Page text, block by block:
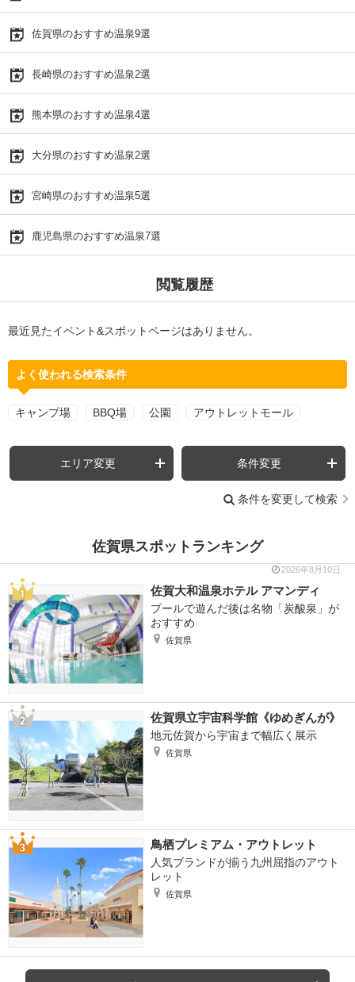
佐賀県のおすすめ温泉9選
長崎県のおすすめ温泉2選
熊本県のおすすめ温泉4選
大分県のおすすめ温泉2選
宮崎県のおすすめ温泉5選
鹿児島県のおすすめ温泉7選
閲覧履歴
最近見たイベント&スポットページはありません。
よく使われる検索条件
キャンプ場 BBQ場 公園 アウトレットモール
エリア変更 条件変更
条件を変更して検索
佐賀県スポットランキング
2026年8月10日
佐賀大和温泉ホテル アマンディ
プールで遊んだ後は名物「炭酸泉」が
おすすめ
佐賀県
佐賀県立宇宙科学館《ゆめぎんが》
地元佐賀から宇宙まで幅広く展示
佐賀県
鳥栖プレミアム・アウトレット
人気ブランドが揃う九州屈指のアウト
レット
佐賀県